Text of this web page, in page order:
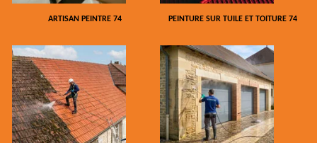
ARTISAN PEINTRE 74 PEINTURE SUR TUILE ET TOITURE 74